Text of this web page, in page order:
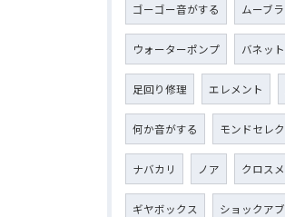
ゴーゴー音がする ムーブ
ウォーターポンプ バネット
足回り修理 エレメント
何か音がする モンドセレ
ナバカリ ノア クロス
ギヤボックス ショックア